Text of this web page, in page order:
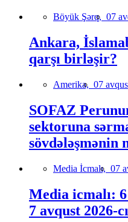
Böyük Şərq, 07
Ankara,
qarşı birləşir?
Amerika, 07
SOFAZ
sektoruna
sövdələşmənin
Media İcmalı, 07
Media icmalı:
7 avqust 2026-